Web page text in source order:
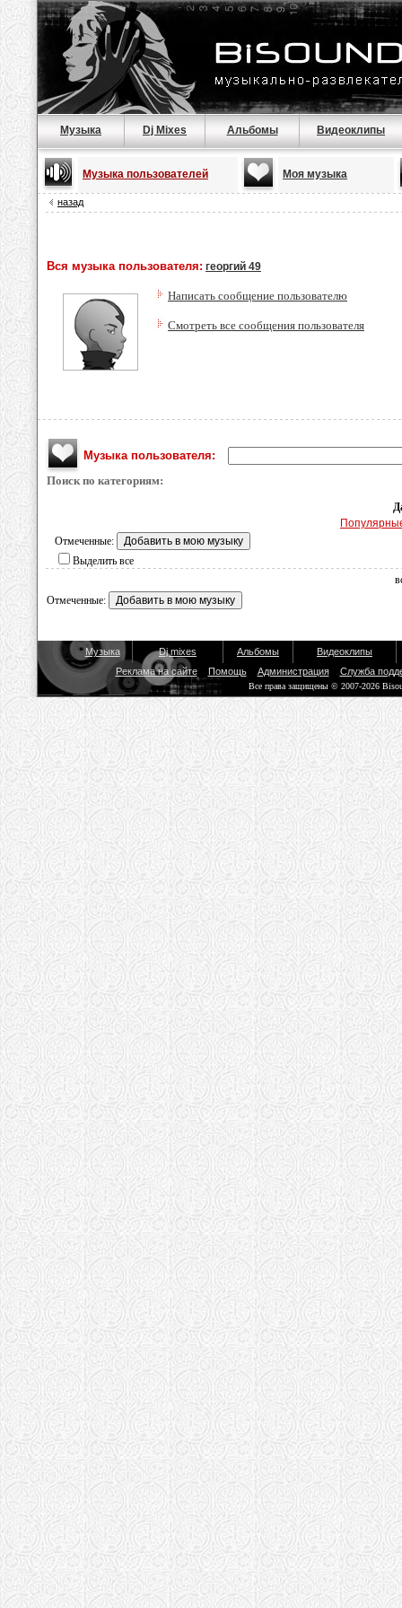
Музыка Dj Mixes Альбомы Видеоклипы
Музыка пользователей Моя музыка
назад
Вся музыка пользователя: георгий 49
Написать сообщение пользователю
Смотреть все сообщения пользователя
Музыка пользователя:
Поиск по категориям:
Отмеченные:
Выделить все
Отмеченные:
Музыка Dj mixes Альбомы
Видеоклипы
Реклама на сайте
Помощь Администрация Служба
Все права защищены © 2007-2026